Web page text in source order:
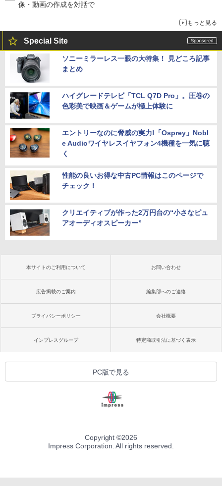
像・動画の作成を対話で
もっと見る
Special Site
ソニーミラーレス一眼の大特集！ 見どころ記事
まとめ
ハイグレードテレビ「TCL Q7D Pro」。圧巻の
色彩美で映画＆ゲームが極上体験に
エントリーなのに脅威の実力!「Osprey」Nobl
e Audioワイヤレスイヤフォン4機種を一気に聴
く
性能の良いお得な中古PC情報はこのページで
チェック！
クリエイティブが作った2万円台の“小さなピュ
アオーディオスピーカー”
本サイトのご利用について お問い合わせ
広告掲載のご案内 編集部へのご連絡
プライバシーポリシー 会社概要
インプレスグループ 特定商取引法に基づく表示
PC版で見る
Copyright ©2026
Impress Corporation. All rights reserved.